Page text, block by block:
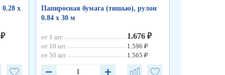
х
Папиросная бумага (тишью), рулон
0.84 х 30 м
от 1 шт. 1.676 ₽
от 10 шт.
1.596 ₽
от 50 шт.
1.565 ₽